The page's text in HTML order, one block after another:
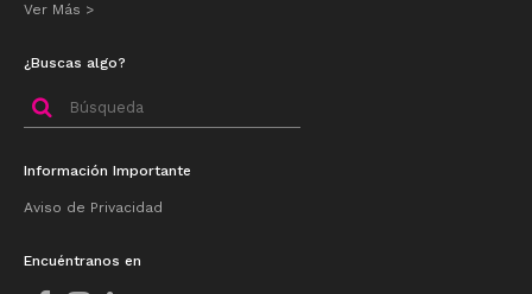
Ver Más >
¿Buscas algo?
Buscar
por:
Información Importante
Aviso de Privacidad
Encuéntranos en